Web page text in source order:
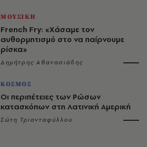
ΜΟΥΣΙΚΗ
French Fry: «Χάσαμε τον
αυθορμητισμό στο να παίρνουμε
ρίσκα»
Δημήτρης Αθανασιάδης
ΚΟΣΜΟΣ
Οι περιπέτειες των Ρώσων
κατασκόπων στη Λατινική Αμερική
Σώτη Τριανταφύλλου